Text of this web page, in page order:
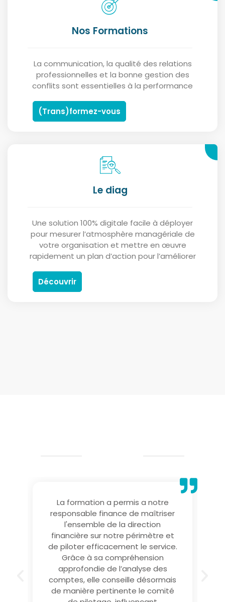
Nos Formations
La communication, la qualité des relations
professionnelles et la bonne gestion des
conflits sont essentielles à la performance
(Trans)formez-vous
Le diag
Une solution 100% digitale facile à déployer
pour mesurer l’atmosphère managériale de
votre organisation et mettre en œuvre
rapidement un plan d’action pour l’améliorer
Découvrir
La formation a permis a notre
responsable finance de maîtriser
l'ensemble de la direction
financière sur notre périmètre et
de piloter efficacement le service.
Grâce à sa compréhension
approfondie de l’analyse des
comptes, elle conseille désormais
de manière pertinente le comité